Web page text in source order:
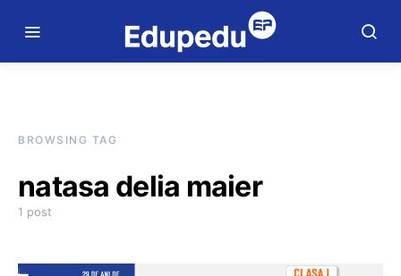
BROWSING TAG
natasa delia maier
1 post